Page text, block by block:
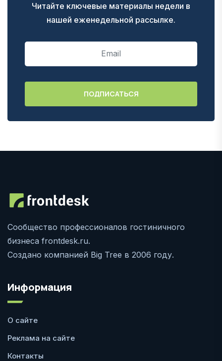
Читайте ключевые материалы недели в
нашей еженедельной рассылке.
Сообщество профессионалов гостиничного
бизнеса frontdesk.ru.
Создано компанией Big Tree в 2006 году.
Информация
О сайте
Реклама на сайте
Контакты